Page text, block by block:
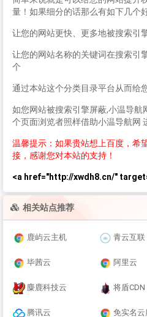
量！如果细分的话那么有如下几个
让您的网站更快、更多地被搜索引
让您的网站名称的关键词在搜索引
个
通过本站这个分类目录平台从而给
如您网站被搜索引擎屏蔽,小温导航
个页面浏览者照样借助小温导航网
温馨提示：如果贵站想上百度，希
接，感谢您对本站的支持！
<a href="http://xwdh8.cn/"
相关站点推荐
鹿屿云主机 青云互联
毕茜云 阿里云
麋鹿科技云 将盾CDN
腾讯云 免实名云